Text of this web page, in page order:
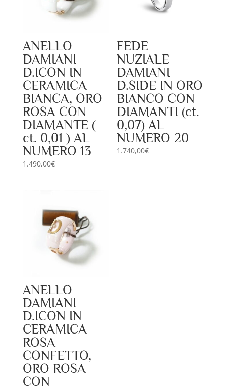
ANELLO
DAMIANI
D.ICON IN
CERAMICA
BIANCA, ORO
ROSA CON
DIAMANTE (
ct. 0,01 ) AL
NUMERO 13
1.490,00€
FEDE
NUZIALE
DAMIANI
D.SIDE IN ORO
BIANCO CON
DIAMANTI (ct.
0,07) AL
NUMERO 20
1.740,00€
ANELLO
DAMIANI
D.ICON IN
CERAMICA
ROSA
CONFETTO,
ORO ROSA
CON